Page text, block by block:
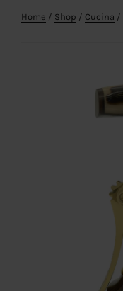
Home / Shop / Cucina /